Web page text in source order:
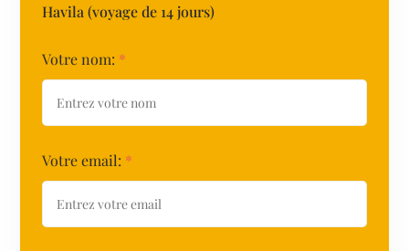
Havila (voyage de 14 jours)
Votre nom: *
Votre email: *